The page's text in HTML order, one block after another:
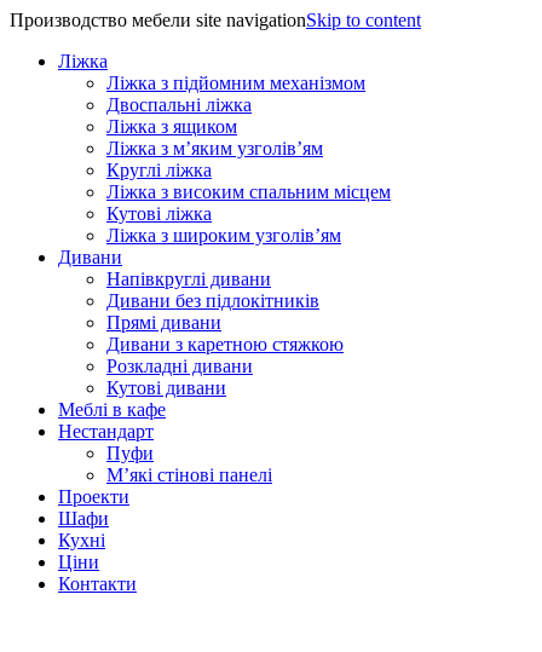
Производство мебели site navigationSkip to content
Ліжка
Ліжка з підйомним механізмом
Двоспальні ліжка
Ліжка з ящиком
Ліжка з м’яким узголів’ям
Круглі ліжка
Ліжка з високим спальним місцем
Кутові ліжка
Ліжка з широким узголів’ям
Дивани
Напівкруглі дивани
Дивани без підлокітників
Прямі дивани
Дивани з каретною стяжкою
Розкладні дивани
Кутові дивани
Меблі в кафе
Нестандарт
Пуфи
М’які стінові панелі
Проекти
Шафи
Кухні
Ціни
Контакти